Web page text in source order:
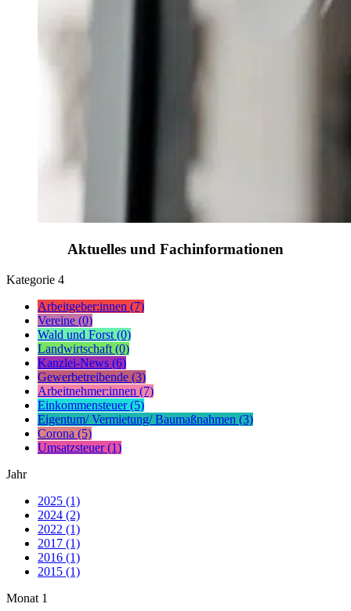
Aktuelles und Fachinformationen
Kategorie 4
Arbeitgeber:innen (7)
Vereine (0)
Wald und Forst (0)
Landwirtschaft (0)
Kanzlei-News (6)
Gewerbetreibende (3)
Arbeitnehmer:innen (7)
Einkommensteuer (5)
Eigentum/ Vermietung/ Baumaßnahmen (3)
Corona (5)
Umsatzsteuer (1)
Jahr
2025 (1)
2024 (2)
2022 (1)
2017 (1)
2016 (1)
2015 (1)
Monat 1